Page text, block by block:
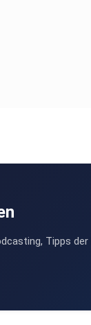
Tipps